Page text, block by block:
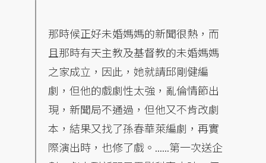
那時候正好未婚媽媽的新聞很熱，而
且那時有天主教及基督教的未婚媽媽
之家成立，因此，她就請邱剛健編
劇，但他的戲劇性太強，亂倫情節出
現，新聞局不通過，但他又不肯改劇
本，結果又找了孫春華萊編劇，再實
際演出時，也修了戲。......第一次送企